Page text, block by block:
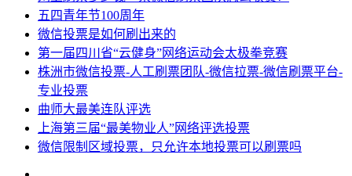
五四青年节100周年
微信投票是如何刷出来的
第一届四川省“云健身”网络运动会太极拳竞赛
株洲市微信投票-人工刷票团队-微信拉票-微信刷票平台-
专业投票
曲师大最美连队评选
上海第三届“最美物业人”网络评选投票
微信限制区域投票，只允许本地投票可以刷票吗